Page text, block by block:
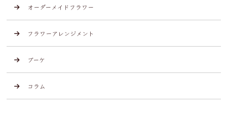
オーダーメイドフラワー
フラワーアレンジメント
ブーケ
コラム